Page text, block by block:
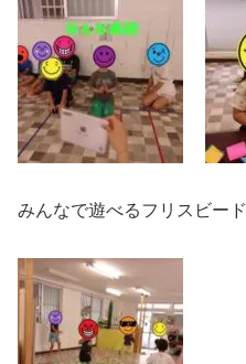
みんなで遊べるフリスビー